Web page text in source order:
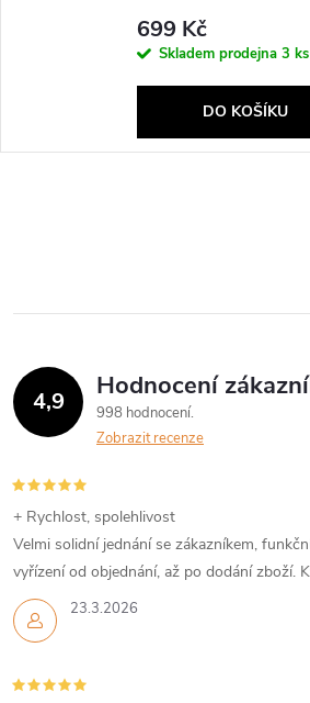
699 Kč
Skladem prodejna 3 ks
DO KOŠÍKU
4,9 Hodnocení
998 hodnocení
Zobrazit recenze
23.3.2026
+ Rychlost, spolehlivost
Velmi solidní jednání se zákazníkem,
vyřízení od objednání, až po dodání zboží.